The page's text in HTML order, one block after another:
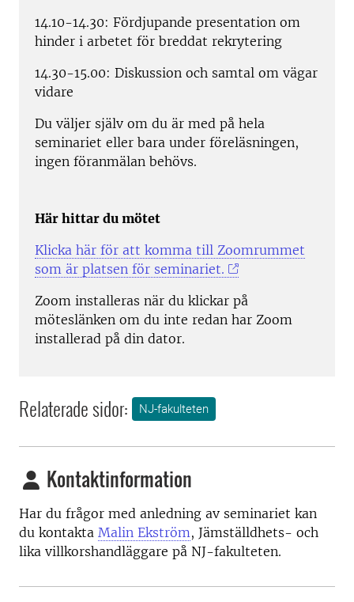
14.10-14.30: Fördjupande presentation om
hinder i arbetet för breddat rekrytering
14.30-15.00: Diskussion och samtal om vägar
vidare
Du väljer själv om du är med på hela
seminariet eller bara under föreläsningen,
ingen föranmälan behövs.
Här hittar du mötet
Klicka här för att komma till Zoomrummet
som är platsen för seminariet.
Zoom installeras när du klickar på
möteslänken om du inte redan har Zoom
installerad på din dator.
Relaterade sidor: NJ-fakulteten
Kontaktinformation
Har du frågor med anledning av seminariet kan
du kontakta Malin Ekström , Jämställdhets- och
lika villkorshandläggare på NJ-fakulteten.